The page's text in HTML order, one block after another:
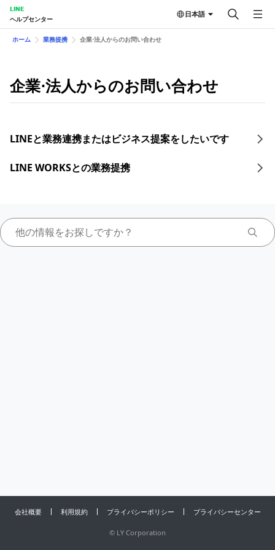
LINE
ヘルプセンター
日本語
ホーム 業務提携 企業⋅法人からのお問い合わせ
企業⋅法人からのお問い合わせ
LINEと業務連携またはビジネス提案をしたいです
LINE WORKSとの業務提携
会社概要 利用規約 プライバシーポリシー プライバシーセンター
© LY Corporation